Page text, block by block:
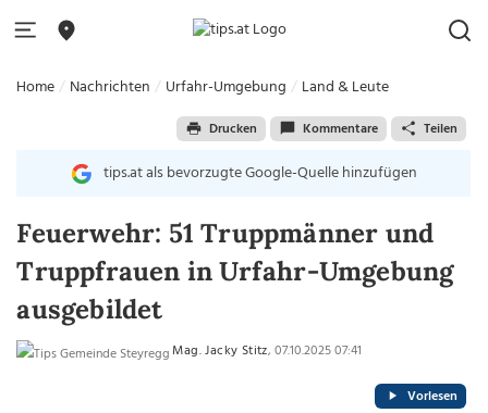
Home Nachrichten Urfahr-Umgebung Land & Leute
Drucken Kommentare Teilen
tips.at als bevorzugte Google-Quelle hinzufügen
Feuerwehr: 51 Truppmänner und
Truppfrauen in Urfahr-Umgebung
ausgebildet
Mag. Jacky Stitz, 07.10.2025 07:41
Vorlesen